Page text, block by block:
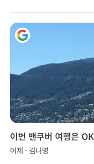
이번 밴쿠버 여행은
좋았습니다.
어제 · 김나영